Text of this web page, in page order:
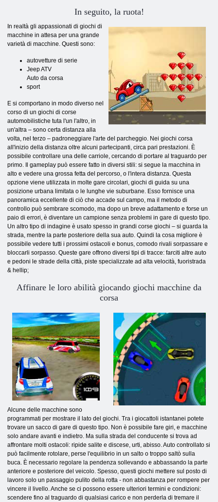
In seguito, la ruota!
In realtà gli appassionati di giochi di
macchine in attesa per una grande
varietà di macchine. Questi sono:
autovetture di serie
Jeep ATV
Auto da corsa
sport
E si comportano in modo diverso nel
corso di un giochi di corse
automobilistiche tuta l'un l'altro, in
un'altra – sono certa distanza alla
volta, nel terzo – padroneggiare l'arte del parcheggio. Nei giochi corsa
all'inizio della distanza oltre alcuni partecipanti, circa pari prestazioni. È
possibile controllare una delle carriole, cercando di portare al traguardo per
primo. Il gameplay può essere fatto in diversi stili: si segue la macchina in
alto e vedere una grossa fetta del percorso, o l'intera distanza. Questa
opzione viene utilizzata in molte gare circolari, giochi di guida su una
posizione urbana limitata o le lunghe vie suburbane. Esso fornisce una
panoramica eccellente di ciò che accade sul campo, ma il metodo di
controllo può sembrare scomodo, ma dopo un breve adattamento e forse un
paio di errori, è diventare un campione senza problemi in gare di questo tipo.
Un altro tipo di indagine è usato spesso in grandi corse giochi – si guarda la
strada, mentre la parte posteriore della sua auto. Quindi la cosa migliore è
possibile vedere tutti i prossimi ostacoli e bonus, comodo rivali sorpassare e
bloccarli sorpasso. Queste gare offrono diversi tipi di tracce: farciti altre auto
e pedoni le strade della città, piste specializzate ad alta velocità, fuoristrada
& hellip;
Affinare le loro abilità giocando giochi macchine da
corsa
Alcune delle macchine sono
programmati per mostrare il lato del giochi. Tra i giocattoli istantanei potete
trovare un sacco di gare di questo tipo. Non è possibile fare giri, e macchine
solo andare avanti e indietro. Ma sulla strada del conducente si trova ad
affrontare molti ostacoli: ripide salite e discese, urti, abisso. Auto controllato si
può facilmente rotolare, perse l'equilibrio in un salto o troppo saltò sulla
buca. È necessario regolare la pendenza sollevando e abbassando la parte
anteriore e posteriore del veicolo. Spesso, questi giochi mettere sul posto di
lavoro solo un passaggio pulito della rotta - non abbastanza per rompere per
vincere il livello. Anche se ci possono essere ulteriori termini e condizioni:
scendere fino al traguardo di qualsiasi carico e non perderla di tremare il